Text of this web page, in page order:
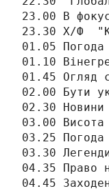
23.00 В
23.30 Х/Ф
01.05 Погода
01.10
01.45 Огляд
02.00 Бути
02.30 Новини
03.00 Висота
03.25 Погода
03.30
04.35 Право
04.45